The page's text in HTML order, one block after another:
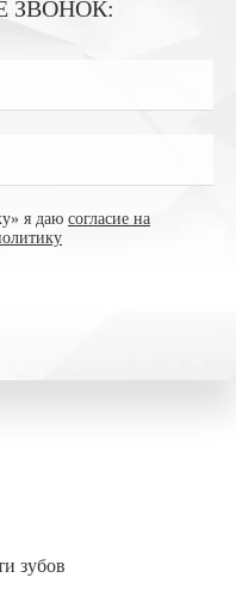
ЗВОНОК:
данных
я даю согласие на
зубов